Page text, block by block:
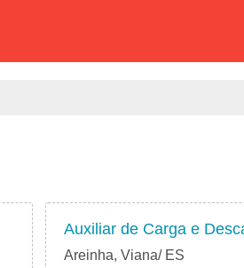
Auxiliar de Carga e
Areinha, Viana/ ES